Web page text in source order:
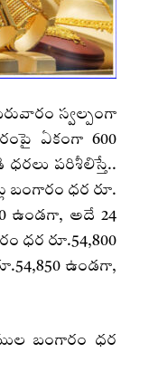
స్వల్పంగా
ఏకంగా 600
పరిశీలిస్తే..
బంగారం ధర రూ.
ఉండగా, అదే 24
ధర రూ.54,800
ఉండగా,
బంగారం ధర